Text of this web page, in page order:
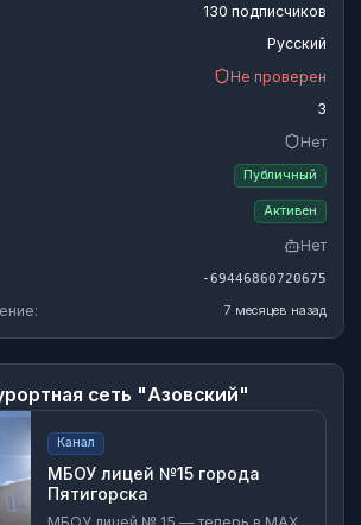
130 подписчиков
Русский
Не проверен
3
Нет
Публичный
Активен
Нет
-69446860720675
7 месяцев назад
сеть "Азовский"
Канал
МБОУ лицей №15 города
Пятигорска